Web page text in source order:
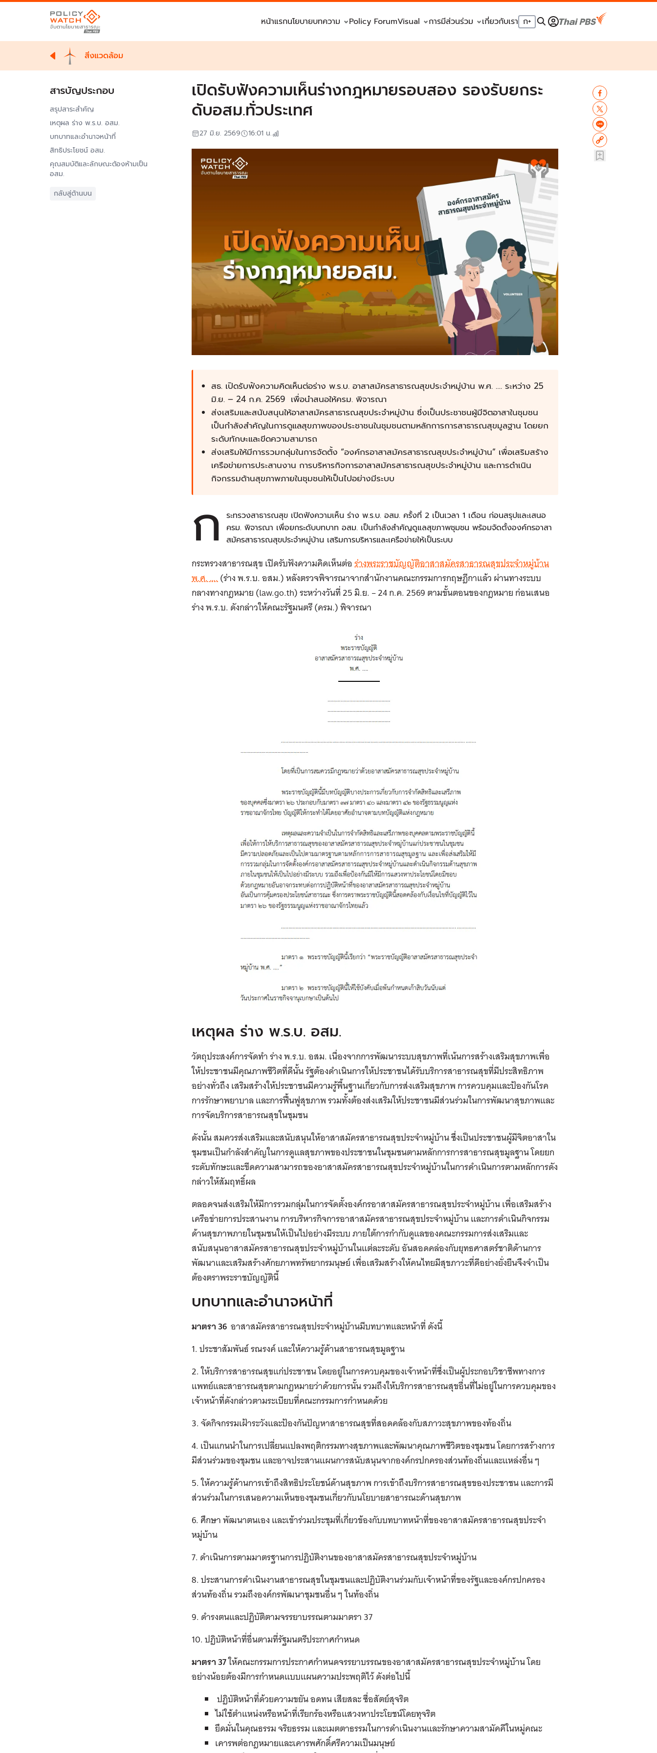
หน้าแรกนโยบายบทความ Policy ForumVisual การมีส่วนร่วม เกี่ยวกับเรา ก+
สิ่งแวดล้อม
สารบัญประกอบ
สรุปสาระสำคัญ
เหตุผล ร่าง พ.ร.บ. อสม.
บทบาทและอำนาจหน้าที่
สิทธิประโยชน์ อสม.
คุณสมบัติและลักษณะต้องห้ามเป็น
อสม.
กลับสู่ด้านบน
เปิดรับฟังความเห็นร่างกฎหมายรอบสอง รองรับยกระ
ดับอสม.ทั่วประเทศ
27 มิ.ย. 2569 16:01 น.
สธ. เปิดรับฟังความคิดเห็นต่อร่าง พ.ร.บ. อาสาสมัครสาธารณสุขประจำหมู่บ้าน พ.ศ. …. ระหว่าง 25
มิ.ย. – 24 ก.ค. 2569 เพื่อนำสนอให้ครม. พิจารณา
ส่งเสริมและสนับสนุนให้อาสาสมัครสาธารณสุขประจำหมู่บ้าน ซึ่งเป็นประชาชนผู้มีจิตอาสาในชุมชน
เป็นกำลังสำคัญในการดูแลสุขภาพของประชาชนในชุมชนตามหลักการการสาธารณสุขมูลฐาน โดยยก
ระดับทักษะและขีดความสามารถ
ส่งเสริมให้มีการรวมกลุ่มในการจัดตั้ง “องค์กรอาสาสมัครสาธารณสุขประจำหมู่บ้าน” เพื่อเสริมสร้าง
เครือข่ายการประสานงาน การบริหารกิจการอาสาสมัครสาธารณสุขประจำหมู่บ้าน และการดำเนิน
กิจกรรมด้านสุขภาพภายในชุมชนให้เป็นไปอย่างมีระบบ
ก
ระทรวงสาธารณสุข เปิดฟังความเห็น ร่าง พ.ร.บ. อสม. ครั้งที่ 2 เป็นเวลา 1 เดือน ก่อนสรุปและเสนอ
ครม. พิจารณา เพื่อยกระดับบทบาท อสม. เป็นกำลังสำคัญดูแลสุขภาพชุมชน พร้อมจัดตั้งองค์กรอาสา
สมัครสาธารณสุขประจำหมู่บ้าน เสริมการบริหารและเครือข่ายให้เป็นระบบ
กระทรวงสาธารณสุข เปิดรับฟังความคิดเห็นต่อร่างพระราชบัญญัติอาสาสมัครสาธารณสุขประจำหมู่บ้าน
พ.ศ. ….(ร่าง พ.ร.บ. อสม.) หลังตรวจพิจารณาจากสำนักงานคณะกรรมการกฤษฎีกาแล้ว ผ่านทางระบบ
กลางทางกฎหมาย (law.go.th) ระหว่างวันที่ 25 มิ.ย. – 24 ก.ค. 2569 ตามขั้นตอนของกฎหมาย ก่อนเสนอ
ร่าง พ.ร.บ. ดังกล่าวให้คณะรัฐมนตรี (ครม.) พิจารณา
เหตุผล ร่าง พ.ร.บ. อสม.
วัตถุประสงค์การจัดทำ ร่าง พ.ร.บ. อสม. เนื่องจากการพัฒนาระบบสุขภาพที่เน้นการสร้างเสริมสุขภาพเพื่อ
ให้ประชาชนมีคุณภาพชีวิตที่ดีนั้น รัฐต้องดำเนินการให้ประชาชนได้รับบริการสาธารณสุขที่มีประสิทธิภาพ
อย่างทั่วถึง เสริมสร้างให้ประชาชนมีความรู้พื้นฐานเกี่ยวกับการส่งเสริมสุขภาพ การควบคุมและป้องกันโรค
การรักษาพยาบาล และการฟื้นฟูสุขภาพ รวมทั้งต้องส่งเสริมให้ประชาชนมีส่วนร่วมในการพัฒนาสุขภาพและ
การจัดบริการสาธารณสุขในชุมชน
ดังนั้น สมควรส่งเสริมและสนับสนุนให้อาสาสมัครสาธารณสุขประจำหมู่บ้าน ซึ่งเป็นประชาชนผู้มีจิตอาสาใน
ชุมชนเป็นกำลังสำคัญในการดูแลสุขภาพของประชาชนในชุมชนตามหลักการการสาธารณสุขมูลฐาน โดยยก
ระดับทักษะและขีดความสามารถของอาสาสมัครสาธารณสุขประจำหมู่บ้านในการดำเนินการตามหลักการดัง
กล่าวให้สัมฤทธิ์ผล
ตลอดจนส่งเสริมให้มีการรวมกลุ่มในการจัดตั้งองค์กรอาสาสมัครสาธารณสุขประจำหมู่บ้าน เพื่อเสริมสร้าง
เครือข่ายการประสานงาน การบริหารกิจการอาสาสมัครสาธารณสุขประจำหมู่บ้าน และการดำเนินกิจกรรม
ด้านสุขภาพภายในชุมชนให้เป็นไปอย่างมีระบบ ภายใต้การกำกับดูแลของคณะกรรมการส่งเสริมและ
สนับสนุนอาสาสมัครสาธารณสุขประจำหมู่บ้านในแต่ละระดับ อันสอดคล่องกับยุทธศาสตร์ชาติด้านการ
พัฒนาและเสริมสร้างศักยภาพทรัพยากรมนุษย์ เพื่อเสริมสร้างให้คนไทยมีสุขภาวะที่ดีอย่างยั่งยืนจึงจำเป็น
ต้องตราพระราชบัญญัตินี้
บทบาทและอำนาจหน้าที่
มาตรา 36 อาสาสมัครสาธารณสุขประจำหมู่บ้านมีบทบาทและหน้าที่ ดังนี้
1. ประชาสัมพันธ์ รณรงค์ และให้ความรู้ด้านสาธารณสุขมูลฐาน
2. ให้บริการสาธารณสุขแก่ประชาชน โดยอยู่ในการควบคุมของเจ้าหน้าที่ซึ่งเป็นผู้ประกอบวิชาชีพทางการ
แพทย์และสาธารณสุขตามกฎหมายว่าด้วยการนั้น รวมถึงให้บริการสาธารณสุขอื่นที่ไม่อยู่ในการควบคุมของ
เจ้าหน้าที่ดังกล่าวตามระเบียบที่คณะกรรมการกำหนดด้วย
3. จัดกิจกรรมเฝ้าระวังและป้องกันปัญหาสาธารณสุขที่สอดคล้องกับสภาวะสุขภาพของท้องถิ่น
4. เป็นแกนนำในการเปลี่ยนแปลงพฤติกรรมทางสุขภาพและพัฒนาคุณภาพชีวิตของชุมชน โดยการสร้างการ
มีส่วนร่วมของชุมชน และอาจประสานแผนการสนับสนุนจากองค์กรปกครองส่วนท้องถิ่นและแหล่งอื่น ๆ
5. ให้ความรู้ด้านการเข้าถึงสิทธิประโยชน์ด้านสุขภาพ การเข้าถึงบริการสาธารณสุขของประชาชน และการมี
ส่วนร่วมในการเสนอความเห็นของชุมชนเกี่ยวกับนโยบายสาธารณะด้านสุขภาพ
6. ศึกษา พัฒนาตนเอง และเข้าร่วมประชุมที่เกี่ยวข้องกับบทบาทหน้าที่ของอาสาสมัครสาธารณสุขประจำ
หมู่บ้าน
7. ดำเนินการตามมาตรฐานการปฏิบัติงานของอาสาสมัครสาธารณสุขประจำหมู่บ้าน
8. ประสานการดำเนินงานสาธารณสุขในชุมชนและปฏิบัติงานร่วมกับเจ้าหน้าที่ของรัฐและองค์กรปกครอง
ส่วนท้องถิ่น รวมถึงองค์กรพัฒนาชุมชนอื่น ๆ ในท้องถิ่น
9. ดำรงตนและปฏิบัติตามจรรยาบรรณตามมาตรา 37
10. ปฏิบัติหน้าที่อื่นตามที่รัฐมนตรีประกาศกำหนด
มาตรา 37ให้คณะกรรมการประกาศกำหนดจรรยาบรรณของอาสาสมัครสาธารณสุขประจำหมู่บ้าน โดย
อย่างน้อยต้องมีการกำหนดแบบแผนความประพฤติไว้ ดังต่อไปนี้
ปฏิบัติหน้าที่ด้วยความขยัน อดทน เสียสละ ซื่อสัตย์สุจริต
ไม่ใช้ตำแหน่งหรือหน้าที่เรียกร้องหรือแสวงหาประโยชน์โดยทุจริต
ยึดมั่นในคุณธรรม จริยธรรม และเมตตาธรรมในการดำเนินงานและรักษาความสามัคคีในหมู่คณะ
เคารพต่อกฎหมายและเคารพศักดิ์ศรีความเป็นมนุษย์